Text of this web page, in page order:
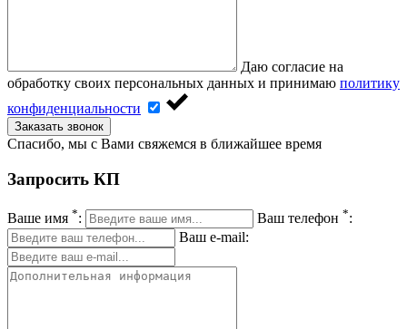
Даю согласие на
обработку своих персональных данных и принимаю политику
конфиденциальности
Заказать звонок
Спасибо, мы с Вами свяжемся в ближайшее время
Запросить КП
Ваше имя *: Ваш телефон *:
Ваш e-mail: